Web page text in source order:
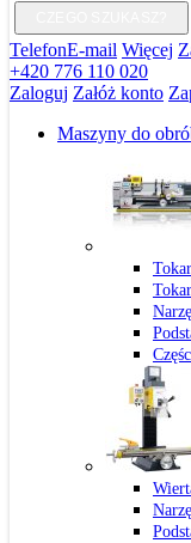
TelefonE-mail Więcej
+420 776 110 020
Zaloguj Załóż konto
Maszyny do